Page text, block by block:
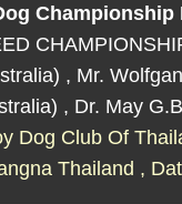
Championship
, Mr.
, Dr. May
Dog Club Of
Thailand ,